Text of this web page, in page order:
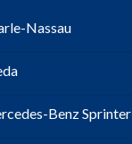
Nassau
Benz Sprinter